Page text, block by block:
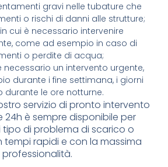
gravi nelle tubature che
o rischi di danni alle strutture;
cui è necessario intervenire
come ad esempio in caso di
o perdite di acqua;
necessario un intervento urgente,
durante i fine settimana, i giorni
durante le ore notturne.
servizio di pronto intervento
24h è sempre disponibile per
tipo di problema di scarico o
rapidi e con la massima
professionalità.